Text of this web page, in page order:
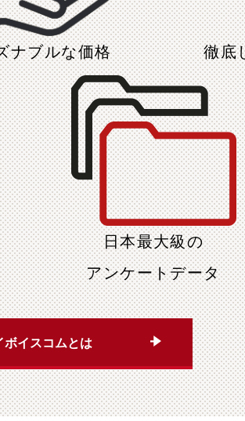
ナブルな価格 徹底
日本最大級の
アンケートデータ
ボイスコムとは